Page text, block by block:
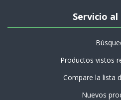
Servicio
Productos vistos
Compare la lista
Nuevos